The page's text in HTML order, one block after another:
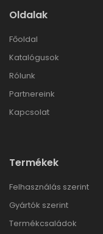
Oldalak
Főoldal
Katalógusok
Rólunk
Partnereink
Kapcsolat
Termékek
Felhasználás szerint
Gyártók szerint
Termékcsaládok